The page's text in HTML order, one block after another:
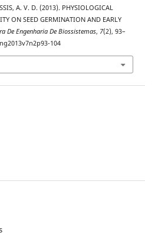
A. V. D. (2013). PHYSIOLOGICAL
ON SEED GERMINATION AND EARLY
De Engenharia De Biossistemas, 7(2), 93–
104